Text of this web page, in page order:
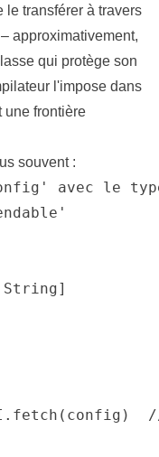
le transférer à travers
approximativement,
qui protège son
l'impose dans
une frontière
souvent :
avec le type